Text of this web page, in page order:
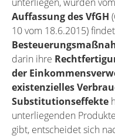
Auffassung des VfGH
10 vom 18.6.2015)
darin ihre
der
existenzielles
Substitutionseffekte
unterliegenden
gibt, entscheidet sich